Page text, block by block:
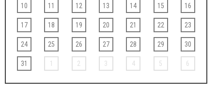
10 11 12 13 14 15 16
17 18 19 20 21 22 23
24 25 26 27 28 29 30
31 1 2 3 4 5 6